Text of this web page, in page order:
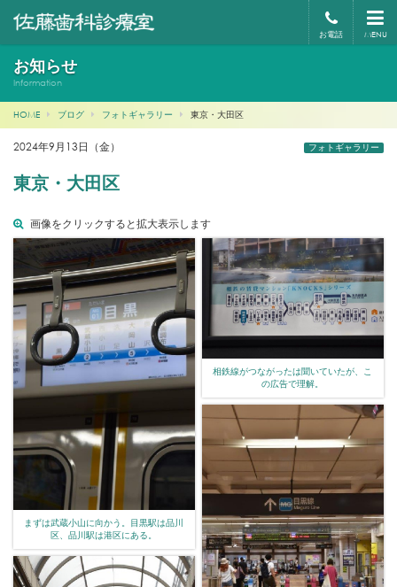
MENU
お電話
お知らせ
Information
HOME ブログ フォトギャラリー 東京・大田区
2024年9月13日（金） フォトギャラリー
東京・大田区
画像をクリックすると拡大表示します